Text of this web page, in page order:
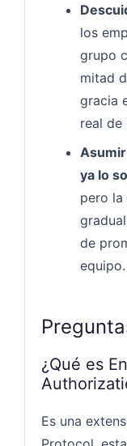
los
grupo
mitad
gracia
real de
ya lo
pero
de
equipo.
¿Qué es
Es una